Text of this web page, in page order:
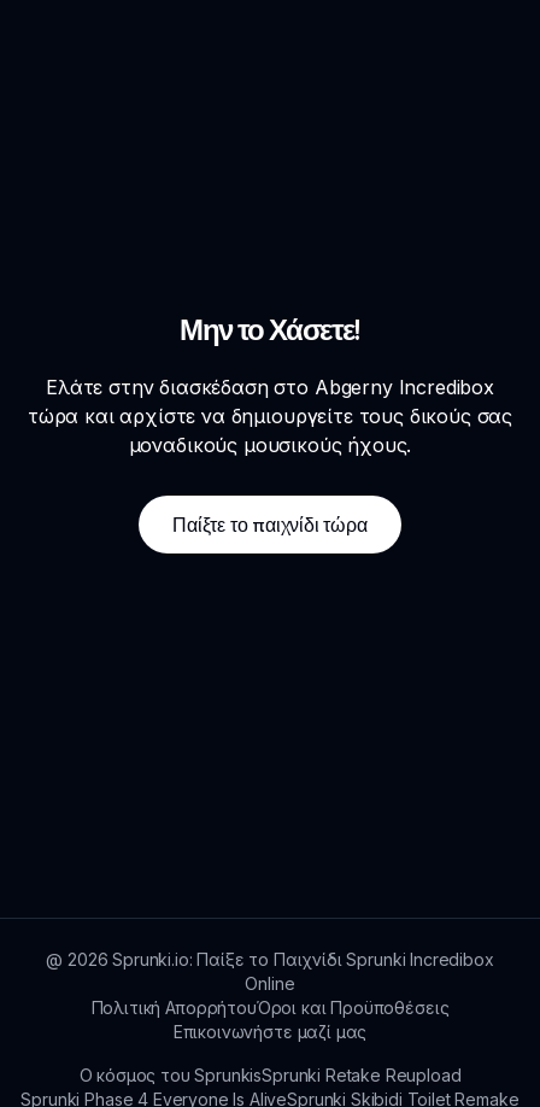
Μην το Χάσετε!
Ελάτε στην διασκέδαση στο Abgerny Incredibox
τώρα και αρχίστε να δημιουργείτε τους δικούς σας
μοναδικούς μουσικούς ήχους.
Παίξτε το παιχνίδι τώρα
@ 2026 Sprunki.io: Παίξε το Παιχνίδι Sprunki Incredibox
Online
Πολιτική ΑπορρήτουΌροι και Προϋποθέσεις
Επικοινωνήστε μαζί μας
Ο κόσμος του SprunkisSprunki Retake Reupload
Sprunki Phase 4 Everyone Is AliveSprunki Skibidi Toilet Remake